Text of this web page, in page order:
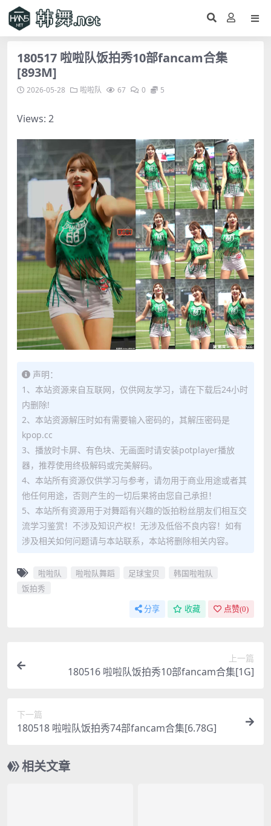
180517 啦啦队饭拍秀10部fancam合集
[893M]
2026-05-28 啦啦队 67 0 5
Views: 2
声明：
1、本站资源来自互联网，仅供网友学习，请在下载后24小时
内删除!
2、本站资源解压时如有需要输入密码的，其解压密码是
kpop.cc
3、播放时卡屏、有色块、无画面时请安装potplayer播放
器，推荐使用终极解码或完美解码。
4、本站所有资源仅供学习与参考，请勿用于商业用途或者其
他任何用途，否则产生的一切后果将由您自己承担！
5、本站所有资源用于对舞蹈有兴趣的饭拍粉丝朋友们相互交
流学习鉴赏！不涉及知识产权！无涉及低俗不良内容！如有
涉及相关如何问题请与本站联系，本站将删除相关内容。
啦啦队 啦啦队舞蹈 足球宝贝
韩国啦啦队
饭拍秀
分享 收藏 点赞(0)
上一篇
180516 啦啦队饭拍秀10部fancam合集[1G]
下一篇
180518 啦啦队饭拍秀74部fancam合集[6.78G]
相关文章